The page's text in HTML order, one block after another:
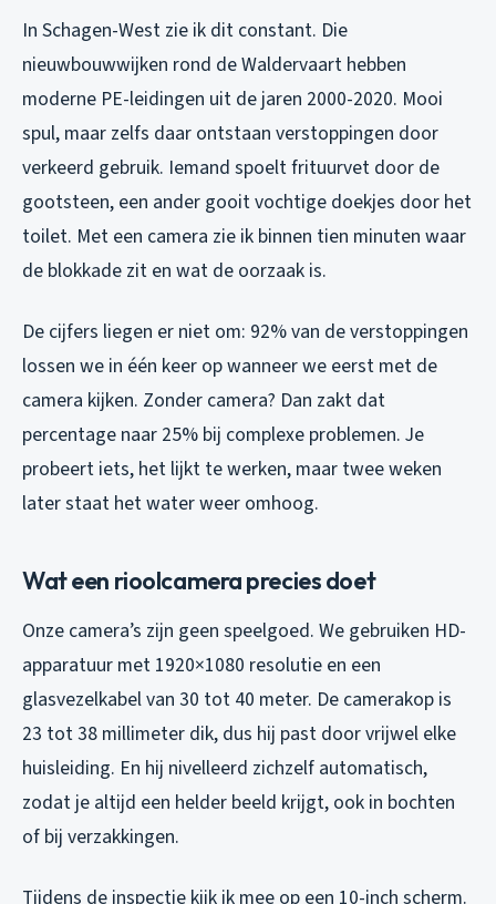
In Schagen-West zie ik dit constant. Die
nieuwbouwwijken rond de Waldervaart hebben
moderne PE-leidingen uit de jaren 2000-2020. Mooi
spul, maar zelfs daar ontstaan verstoppingen door
verkeerd gebruik. Iemand spoelt frituurvet door de
gootsteen, een ander gooit vochtige doekjes door het
toilet. Met een camera zie ik binnen tien minuten waar
de blokkade zit en wat de oorzaak is.
De cijfers liegen er niet om: 92% van de verstoppingen
lossen we in één keer op wanneer we eerst met de
camera kijken. Zonder camera? Dan zakt dat
percentage naar 25% bij complexe problemen. Je
probeert iets, het lijkt te werken, maar twee weken
later staat het water weer omhoog.
Wat een rioolcamera precies doet
Onze camera’s zijn geen speelgoed. We gebruiken HD-
apparatuur met 1920×1080 resolutie en een
glasvezelkabel van 30 tot 40 meter. De camerakop is
23 tot 38 millimeter dik, dus hij past door vrijwel elke
huisleiding. En hij nivelleerd zichzelf automatisch,
zodat je altijd een helder beeld krijgt, ook in bochten
of bij verzakkingen.
Tijdens de inspectie kijk ik mee op een 10-inch scherm.